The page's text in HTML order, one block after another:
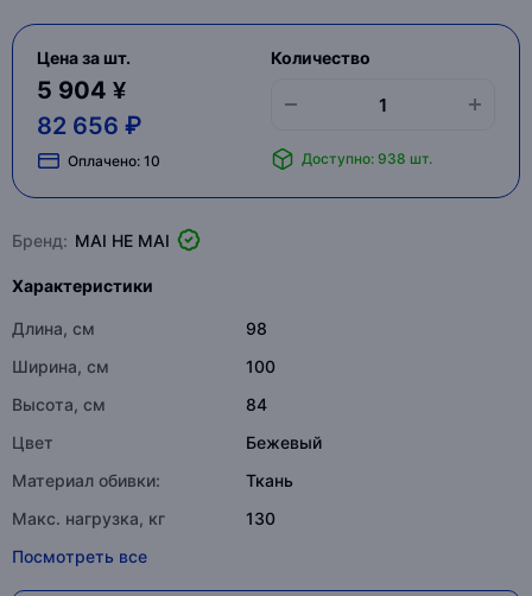
Цена за шт.
5 904 ¥
82 656 ₽
Оплачено: 10
Количество
Доступно: 938 шт.
Бренд: MAI HE MAI
Характеристики
Длина, см
98
Ширина, см
100
Высота, см
84
Цвет
Бежевый
Материал обивки:
Ткань
Макс. нагрузка, кг
130
Посмотреть все